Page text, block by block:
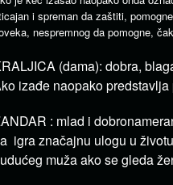
i spreman da zaštiti,
nespremnog da pomogne,
(dama): dobra,
izađe naopako
: mlad i
igra značajnu ulogu u
muža ako se gleda